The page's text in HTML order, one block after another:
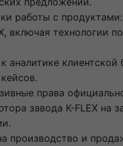
работы с продуктами:
включая технологии
аналитике клиентской
права
завода K-FLEX на
производство и